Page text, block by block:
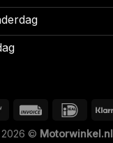
© Motorwinkel.nl